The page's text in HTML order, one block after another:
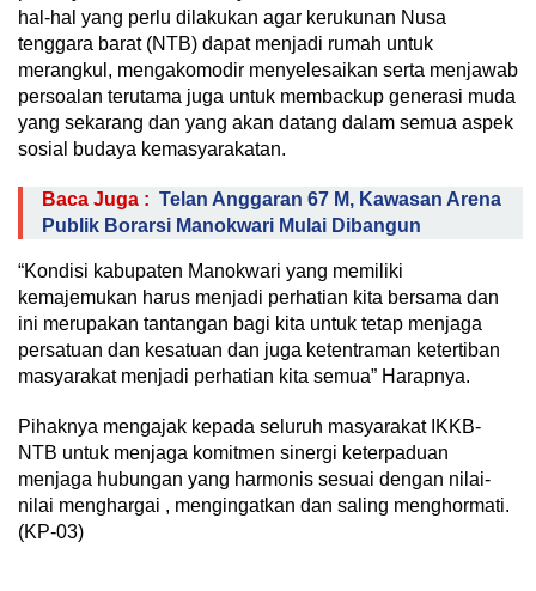
hal-hal yang perlu dilakukan agar kerukunan Nusa
tenggara barat (NTB) dapat menjadi rumah untuk
merangkul, mengakomodir menyelesaikan serta menjawab
persoalan terutama juga untuk membackup generasi muda
yang sekarang dan yang akan datang dalam semua aspek
sosial budaya kemasyarakatan.
Baca Juga : Telan Anggaran 67 M, Kawasan Arena
Publik Borarsi Manokwari Mulai Dibangun
“Kondisi kabupaten Manokwari yang memiliki
kemajemukan harus menjadi perhatian kita bersama dan
ini merupakan tantangan bagi kita untuk tetap menjaga
persatuan dan kesatuan dan juga ketentraman ketertiban
masyarakat menjadi perhatian kita semua” Harapnya.
Pihaknya mengajak kepada seluruh masyarakat IKKB-
NTB untuk menjaga komitmen sinergi keterpaduan
menjaga hubungan yang harmonis sesuai dengan nilai-
nilai menghargai , mengingatkan dan saling menghormati.
(KP-03)